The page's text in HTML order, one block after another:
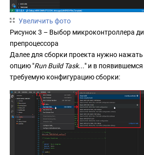
Увеличить фото
Рисунок 3 – Выбор микроконтроллера
препроцессора
Далее для сборки проекта нужно
опцию "Run Build Task..." и в
требуемую конфигурацию сборки: